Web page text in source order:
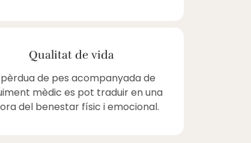
Qualitat de vida
pèrdua de pes acompanyada de
mèdic es pot traduir en una
del benestar físic i emocional.